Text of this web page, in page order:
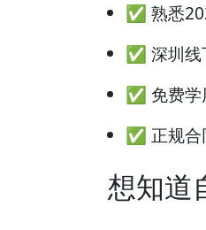
✅ 熟悉
✅ 深圳线
✅ 免费学
✅ 正规合
想知道